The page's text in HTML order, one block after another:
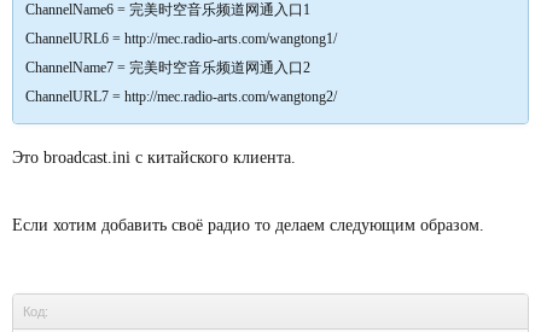
ChannelName6 = 完美时空音乐频道网通入口1
ChannelURL6 = http://mec.radio-arts.com/wangtong1/
ChannelName7 = 完美时空音乐频道网通入口2
ChannelURL7 = http://mec.radio-arts.com/wangtong2/
Это broadcast.ini с китайского клиента.
Если хотим добавить своё радио то делаем следующим образом.
Код: